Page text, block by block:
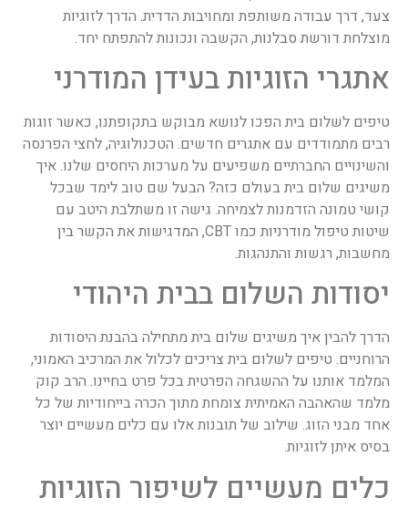
צעד, דרך עבודה משותפת ומחויבות הדדית. הדרך לזוגיות
מוצלחת דורשת סבלנות, הקשבה ונכונות להתפתח יחד.
אתגרי הזוגיות בעידן המודרני
טיפים לשלום בית הפכו לנושא מבוקש בתקופתנו, כאשר זוגות
רבים מתמודדים עם אתגרים חדשים. הטכנולוגיה, לחצי הפרנסה
והשינויים החברתיים משפיעים על מערכות היחסים שלנו. איך
משיגים שלום בית בעולם כזה? הבעל שם טוב לימד שבכל
קושי טמונה הזדמנות לצמיחה. גישה זו משתלבת היטב עם
שיטות טיפול מודרניות כמו CBT, המדגישות את הקשר בין
מחשבות, רגשות והתנהגות.
יסודות השלום בבית היהודי
הדרך להבין איך משיגים שלום בית מתחילה בהבנת היסודות
הרוחניים. טיפים לשלום בית צריכים לכלול את המרכיב האמוני,
המלמד אותנו על ההשגחה הפרטית בכל פרט בחיינו. הרב קוק
מלמד שהאהבה האמיתית צומחת מתוך הכרה בייחודיות של כל
אחד מבני הזוג. שילוב של תובנות אלו עם כלים מעשיים יוצר
בסיס איתן לזוגיות.
כלים מעשיים לשיפור הזוגיות